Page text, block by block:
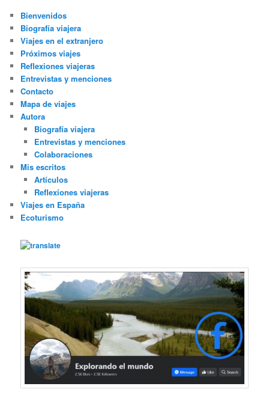
Bienvenidos
Biografía viajera
Viajes en el extranjero
Próximos viajes
Reflexiones viajeras
Entrevistas y menciones
Contacto
Mapa de viajes
Autora
Biografía viajera
Entrevistas y menciones
Colaboraciones
Mis escritos
Artículos
Reflexiones viajeras
Viajes en España
Ecoturismo